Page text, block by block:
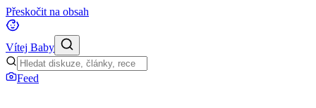
Přeskočit na obsah
Vítej Baby
Feed